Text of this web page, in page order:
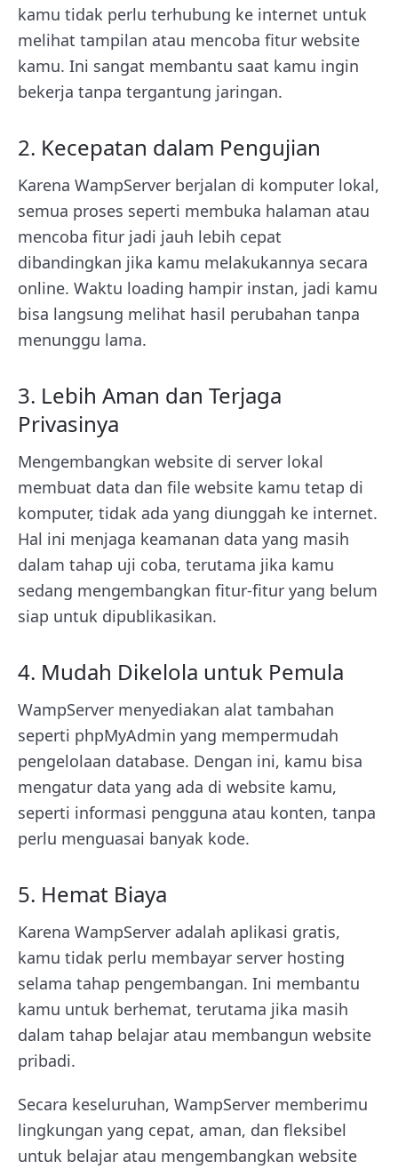
kamu tidak perlu terhubung ke internet untuk
melihat tampilan atau mencoba fitur website
kamu. Ini sangat membantu saat kamu ingin
bekerja tanpa tergantung jaringan.
2. Kecepatan dalam Pengujian
Karena WampServer berjalan di komputer lokal,
semua proses seperti membuka halaman atau
mencoba fitur jadi jauh lebih cepat
dibandingkan jika kamu melakukannya secara
online. Waktu loading hampir instan, jadi kamu
bisa langsung melihat hasil perubahan tanpa
menunggu lama.
3. Lebih Aman dan Terjaga
Privasinya
Mengembangkan website di server lokal
membuat data dan file website kamu tetap di
komputer, tidak ada yang diunggah ke internet.
Hal ini menjaga keamanan data yang masih
dalam tahap uji coba, terutama jika kamu
sedang mengembangkan fitur-fitur yang belum
siap untuk dipublikasikan.
4. Mudah Dikelola untuk Pemula
WampServer menyediakan alat tambahan
seperti phpMyAdmin yang mempermudah
pengelolaan database. Dengan ini, kamu bisa
mengatur data yang ada di website kamu,
seperti informasi pengguna atau konten, tanpa
perlu menguasai banyak kode.
5. Hemat Biaya
Karena WampServer adalah aplikasi gratis,
kamu tidak perlu membayar server hosting
selama tahap pengembangan. Ini membantu
kamu untuk berhemat, terutama jika masih
dalam tahap belajar atau membangun website
pribadi.
Secara keseluruhan, WampServer memberimu
lingkungan yang cepat, aman, dan fleksibel
untuk belajar atau mengembangkan website